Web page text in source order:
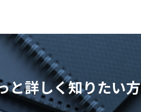
と詳しく知りたい方